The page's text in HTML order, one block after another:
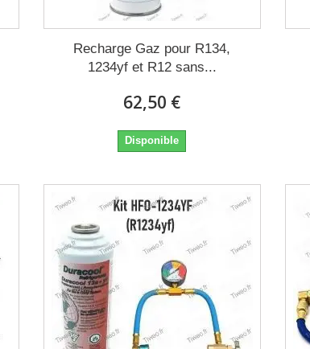
Recharge Gaz pour R134,
1234yf et R12 sans...
62,50 €
Disponible